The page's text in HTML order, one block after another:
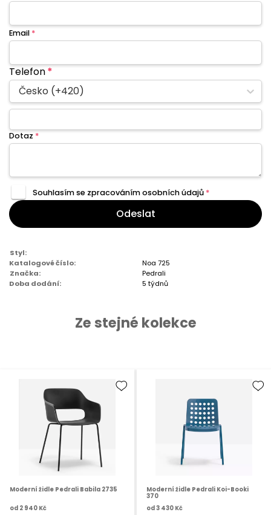
Email *
Telefon*
Česko (+420)
Dotaz *
Souhlasím se zpracovánímosobních údajů *
Odeslat
Styl:
Katalogové číslo:
Noa 725
Značka:
Pedrali
Doba dodání:
5 týdnů
Ze stejné kolekce
Moderní židle Pedrali Babila 2735
od 2 940 Kč
Moderní židle Pedrali Koi-Booki
370
od 3 430 Kč